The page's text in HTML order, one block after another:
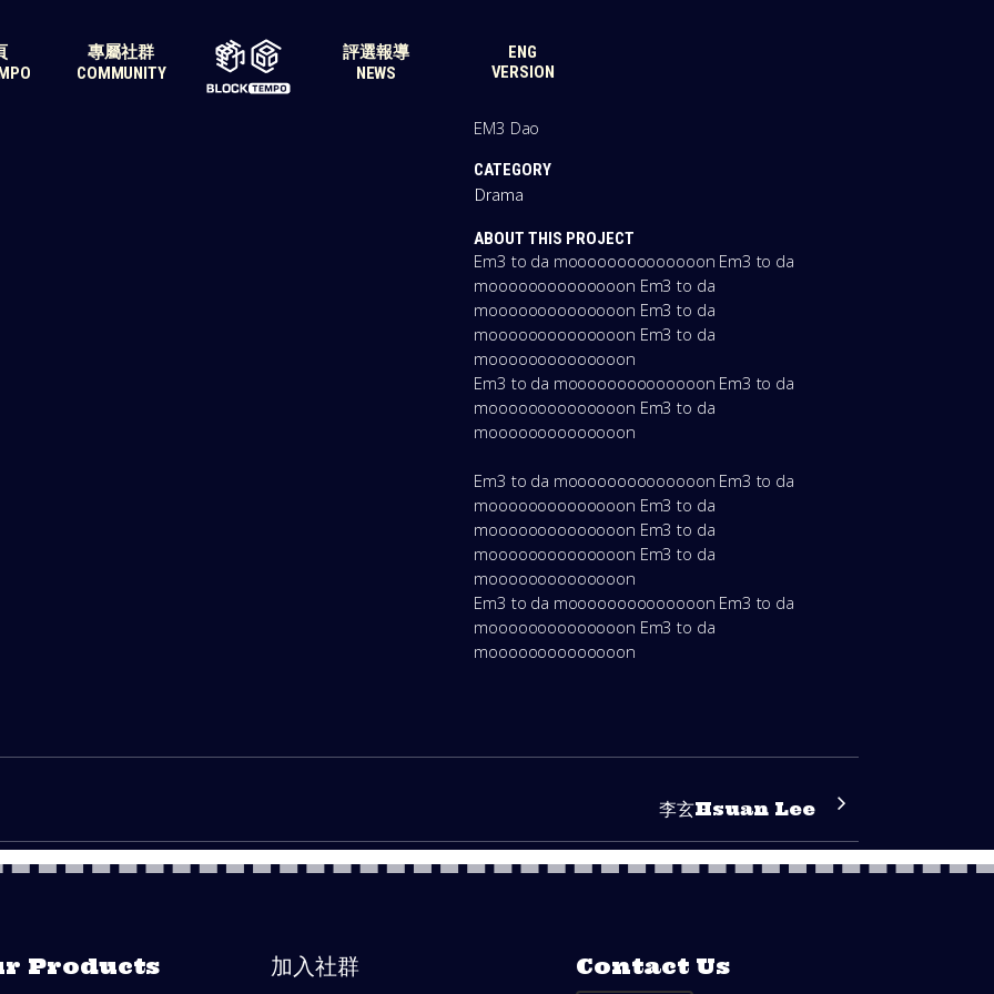
專屬社群
COMMUNITY
評選報導
NEWS
ENG
VERSION
EM3 Dao
CATEGORY
Drama
ABOUT THIS PROJECT
Em3 to da moooooooooooooon Em3 to da
moooooooooooooon Em3 to da
moooooooooooooon Em3 to da
moooooooooooooon Em3 to da
moooooooooooooon
Em3 to da moooooooooooooon Em3 to da
moooooooooooooon Em3 to da
moooooooooooooon
Em3 to da moooooooooooooon Em3 to da
moooooooooooooon Em3 to da
moooooooooooooon Em3 to da
moooooooooooooon Em3 to da
moooooooooooooon
Em3 to da moooooooooooooon Em3 to da
moooooooooooooon Em3 to da
moooooooooooooon
李玄Hsuan Lee
Products 加入社群 Contact Us